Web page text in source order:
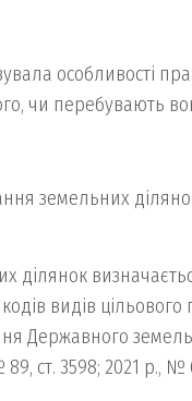
чи перебувають
земельних
ділянок
кодів видів
Державного
ст. 3598; 2021 р., №